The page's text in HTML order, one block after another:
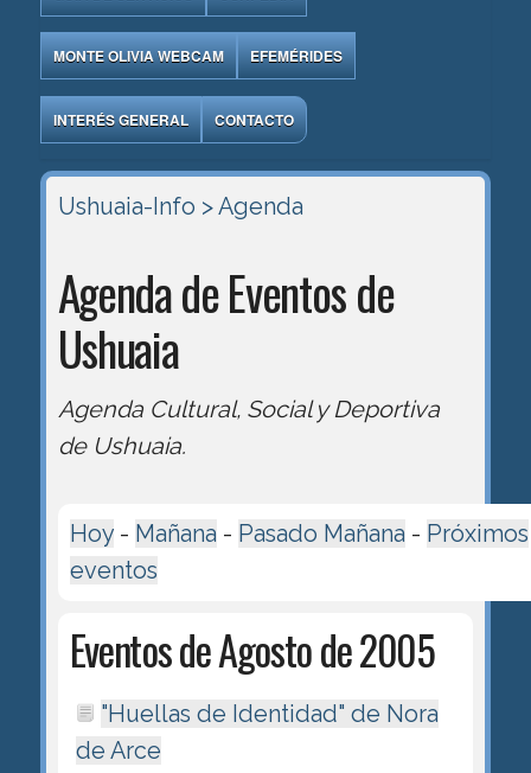
MONTE OLIVIA WEBCAM EFEMÉRIDES
INTERÉS GENERAL CONTACTO
Ushuaia-Info > Agenda
Agenda de Eventos de
Ushuaia
Agenda Cultural, Social y Deportiva
de Ushuaia.
Hoy- Mañana - Pasado Mañana - Próximos
eventos
Eventos de Agosto de 2005
"Huellas de Identidad" de Nora
de Arce